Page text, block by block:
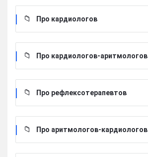
Про кардиологов
Про кардиологов-аритмологов
Про рефлексотерапевтов
Про аритмологов-кардиологов